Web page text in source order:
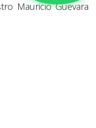
Mauricio Guevara